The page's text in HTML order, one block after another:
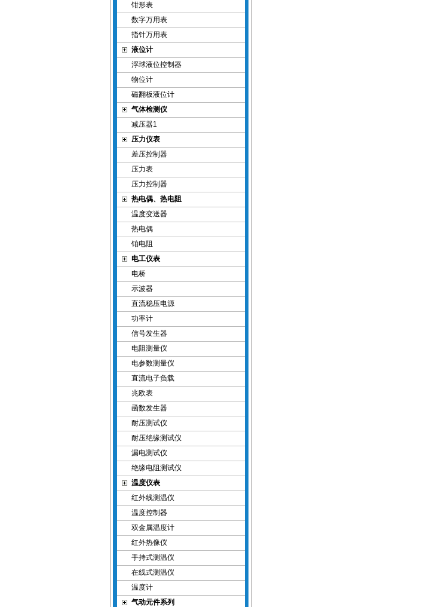
钳形表
数字万用表
指针万用表
液位计
浮球液位控制器
物位计
磁翻板液位计
气体检测仪
减压器1
压力仪表
差压控制器
压力表
压力控制器
热电偶、热电阻
温度变送器
热电偶
铂电阻
电工仪表
电桥
示波器
直流稳压电源
功率计
信号发生器
电阻测量仪
电参数测量仪
直流电子负载
兆欧表
函数发生器
耐压测试仪
耐压绝缘测试仪
漏电测试仪
绝缘电阻测试仪
温度仪表
红外线测温仪
温度控制器
双金属温度计
红外热像仪
手持式测温仪
在线式测温仪
温度计
气动元件系列